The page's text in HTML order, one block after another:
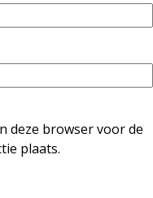
deze browser voor de
plaats.